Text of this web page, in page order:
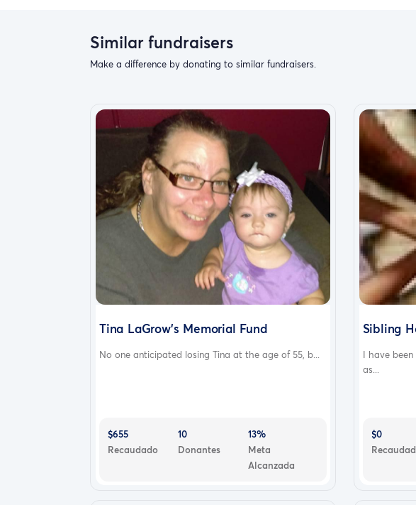
Similar fundraisers
Make a difference by donating to similar fundraisers.
Tina LaGrow's Memorial Fund
No one anticipated losing Tina at the age of 55, b...
$655
Recaudado
10
Donantes
13%
Meta
Alcanzada
Sibling
I have
as...
$0